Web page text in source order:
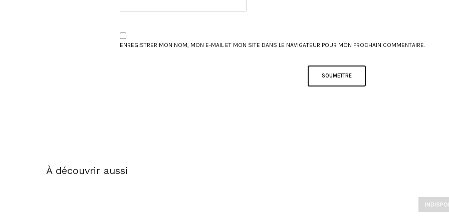
ENREGISTRER MON NOM, MON E-MAIL ET MON SITE DANS LE NAVIGATEUR POUR MON PROCHAIN COMMENTAIRE.
À découvrir aussi